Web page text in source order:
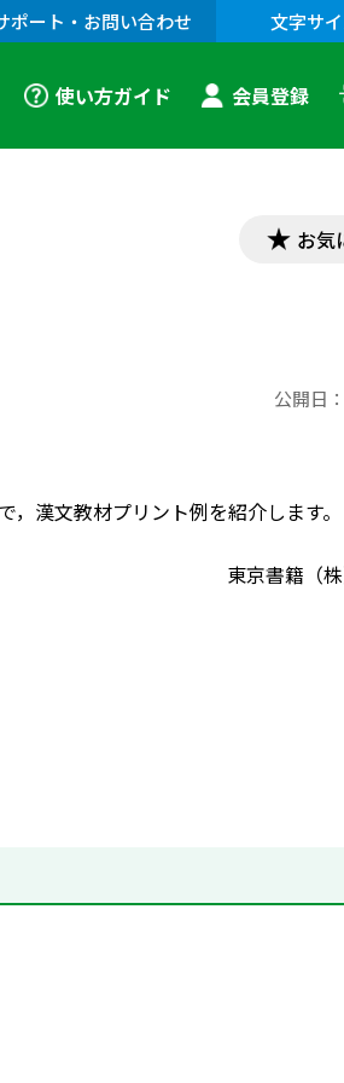
ポート・お問い合わせ 文字サ
使い方ガイド 会員登録
お気
公開日：
漢文教材プリント例を紹介します。
東京書籍（